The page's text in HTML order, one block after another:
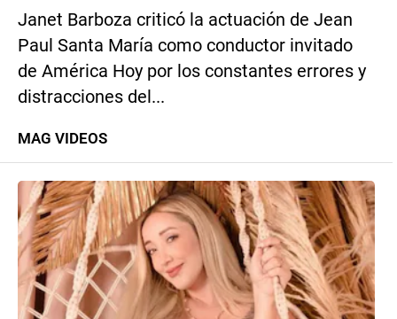
Janet Barboza criticó la actuación de Jean
Paul Santa María como conductor invitado
de América Hoy por los constantes errores y
distracciones del...
MAG VIDEOS